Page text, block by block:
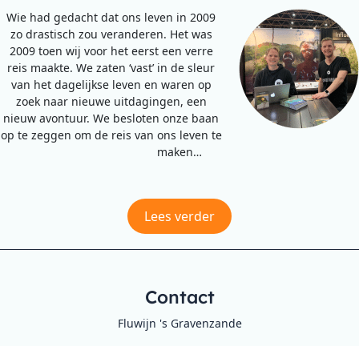
Wie had gedacht dat ons leven in 2009
zo drastisch zou veranderen. Het was
2009 toen wij voor het eerst een verre
reis maakte. We zaten ‘vast’ in de sleur
van het dagelijkse leven en waren op
zoek naar nieuwe uitdagingen, een
nieuw avontuur. We besloten onze baan
op te zeggen om de reis van ons leven te
maken…
Lees verder
Contact
Fluwijn 's Gravenzande